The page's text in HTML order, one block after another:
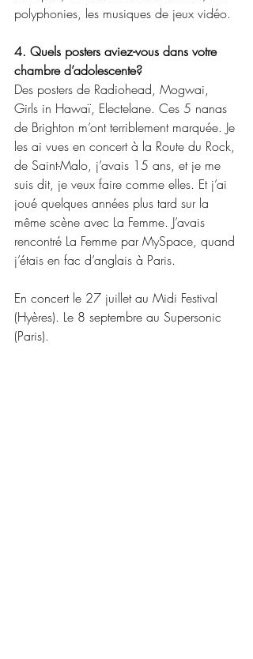
polyphonies, les musiques de jeux vidéo.
4. Quels posters aviez-vous dans votre
chambre d’adolescente?
Des posters de Radiohead, Mogwai,
Girls in Hawaï, Electelane. Ces 5 nanas
de Brighton m’ont terriblement marquée. Je
les ai vues en concert à la Route du Rock,
de Saint-Malo, j’avais 15 ans, et je me
suis dit, je veux faire comme elles. Et j’ai
joué quelques années plus tard sur la
même scène avec La Femme. J’avais
rencontré La Femme par MySpace, quand
j’étais en fac d’anglais à Paris.
En concert le 27 juillet au Midi Festival
(Hyères). Le 8 septembre au Supersonic
(Paris).